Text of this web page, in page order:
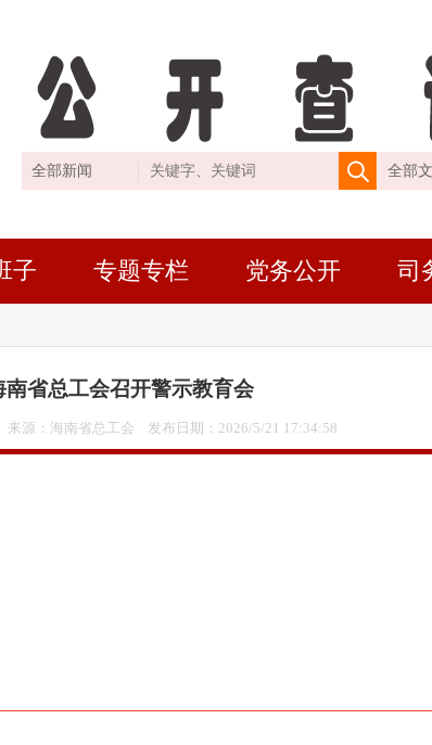
子 专题专栏 党务公开 司
南省总工会召开警示教育会
源：海南省总工会 发布日期： 2026/5/21 17:34:58